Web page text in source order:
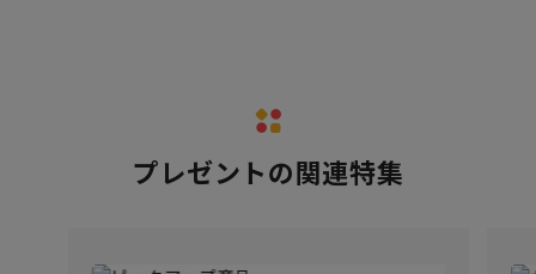
プレゼントの関連特集